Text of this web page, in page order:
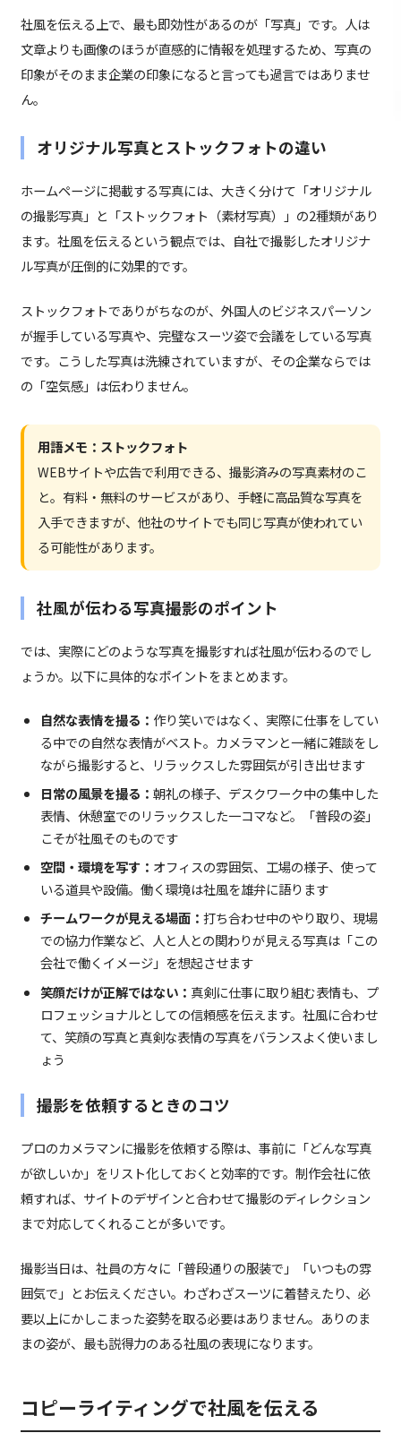
社風を伝える上で、最も即効性があるのが「写真」です。人は
文章よりも画像のほうが直感的に情報を処理するため、写真の
印象がそのまま企業の印象になると言っても過言ではありませ
ん。
オリジナル写真とストックフォトの違い
ホームページに掲載する写真には、大きく分けて「オリジナル
の撮影写真」と「ストックフォト（素材写真）」の2種類があり
ます。社風を伝えるという観点では、自社で撮影したオリジナ
ル写真が圧倒的に効果的です。
ストックフォトでありがちなのが、外国人のビジネスパーソン
が握手している写真や、完璧なスーツ姿で会議をしている写真
です。こうした写真は洗練されていますが、その企業ならでは
の「空気感」は伝わりません。
用語メモ：ストックフォト
WEBサイトや広告で利用できる、撮影済みの写真素材のこ
と。有料・無料のサービスがあり、手軽に高品質な写真を
入手できますが、他社のサイトでも同じ写真が使われてい
る可能性があります。
社風が伝わる写真撮影のポイント
では、実際にどのような写真を撮影すれば社風が伝わるのでし
ょうか。以下に具体的なポイントをまとめます。
自然な表情を撮る： 作り笑いではなく、実際に仕事をしてい
る中での自然な表情がベスト。カメラマンと一緒に雑談をし
ながら撮影すると、リラックスした雰囲気が引き出せます
日常の風景を撮る： 朝礼の様子、デスクワーク中の集中した
表情、休憩室でのリラックスした一コマなど。「普段の姿」
こそが社風そのものです
空間・環境を写す： オフィスの雰囲気、工場の様子、使って
いる道具や設備。働く環境は社風を雄弁に語ります
チームワークが見える場面： 打ち合わせ中のやり取り、現場
での協力作業など、人と人との関わりが見える写真は「この
会社で働くイメージ」を想起させます
笑顔だけが正解ではない： 真剣に仕事に取り組む表情も、プ
ロフェッショナルとしての信頼感を伝えます。社風に合わせ
て、笑顔の写真と真剣な表情の写真をバランスよく使いまし
ょう
撮影を依頼するときのコツ
プロのカメラマンに撮影を依頼する際は、事前に「どんな写真
が欲しいか」をリスト化しておくと効率的です。制作会社に依
頼すれば、サイトのデザインと合わせて撮影のディレクション
まで対応してくれることが多いです。
撮影当日は、社員の方々に「普段通りの服装で」「いつもの雰
囲気で」とお伝えください。わざわざスーツに着替えたり、必
要以上にかしこまった姿勢を取る必要はありません。ありのま
まの姿が、最も説得力のある社風の表現になります。
コピーライティングで社風を伝える